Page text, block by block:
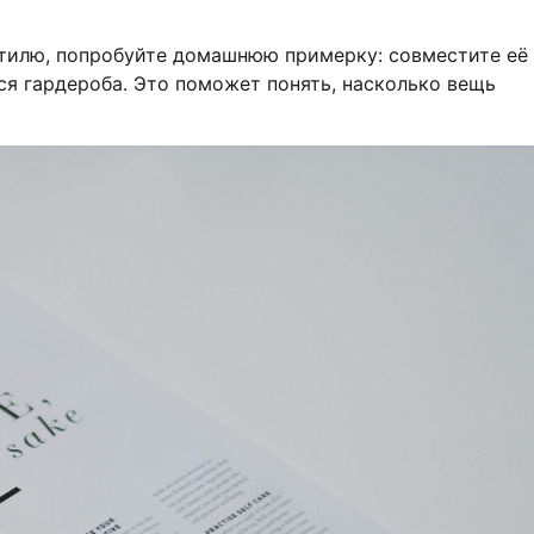
попробуйте домашнюю примерку: совместите её
Это поможет понять, насколько вещь